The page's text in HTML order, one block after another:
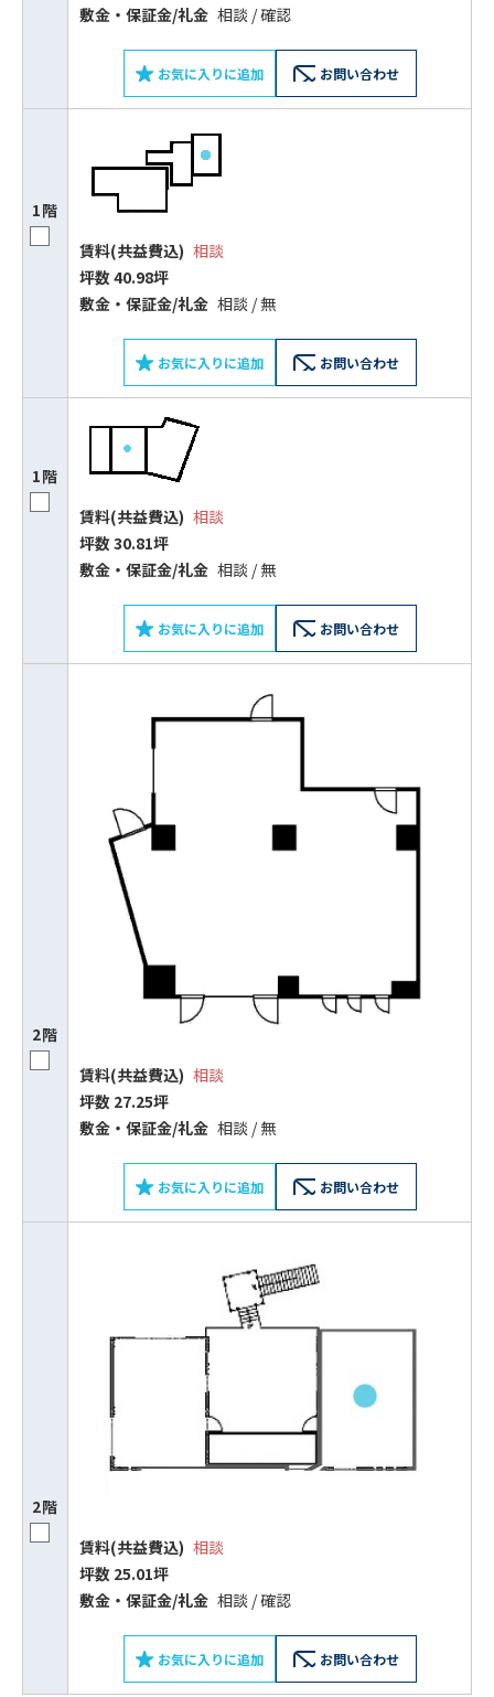
敷⾦‧保証⾦/礼⾦ 相談 / 確認
お気に入りに追加 お問い合わせ
1階
賃料(共益費込) 相談
坪数 40.98坪
敷⾦‧保証⾦/礼⾦ 相談 / 無
お気に入りに追加 お問い合わせ
1階
賃料(共益費込) 相談
坪数 30.81坪
敷⾦‧保証⾦/礼⾦ 相談 / 無
お気に入りに追加 お問い合わせ
2階
賃料(共益費込) 相談
坪数 27.25坪
敷⾦‧保証⾦/礼⾦ 相談 / 無
お気に入りに追加 お問い合わせ
2階
賃料(共益費込) 相談
坪数 25.01坪
敷⾦‧保証⾦/礼⾦ 相談 / 確認
お気に入りに追加 お問い合わせ
ビルコード：172272
をお伝えいただくと
0120-620-213
フォームでお問い合わせ